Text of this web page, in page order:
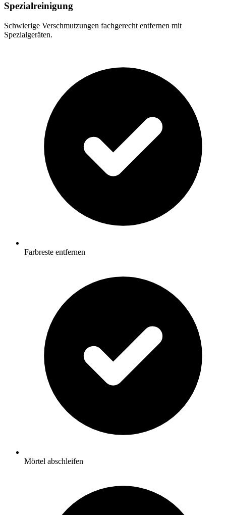
Spezialreinigung
Schwierige Verschmutzungen fachgerecht entfernen mit
Spezialgeräten.
Farbreste entfernen
Mörtel abschleifen